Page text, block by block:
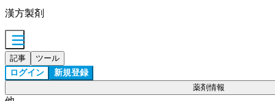
漢方製剤
記事 ツール
ログイン 新規登録
薬剤情報